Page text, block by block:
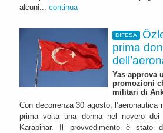
alcuni... continua
DIFESA
prima
Yas approva
promozioni
militari di
Con decorrenza 30 agosto,
prima volta una donna nel novero dei
Karapinar. Il provvedimento è stato